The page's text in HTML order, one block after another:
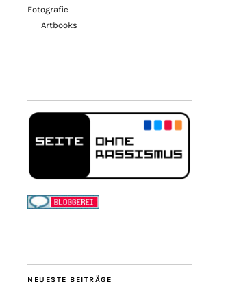
Fotografie
Artbooks
NEUESTE BEITRÄGE